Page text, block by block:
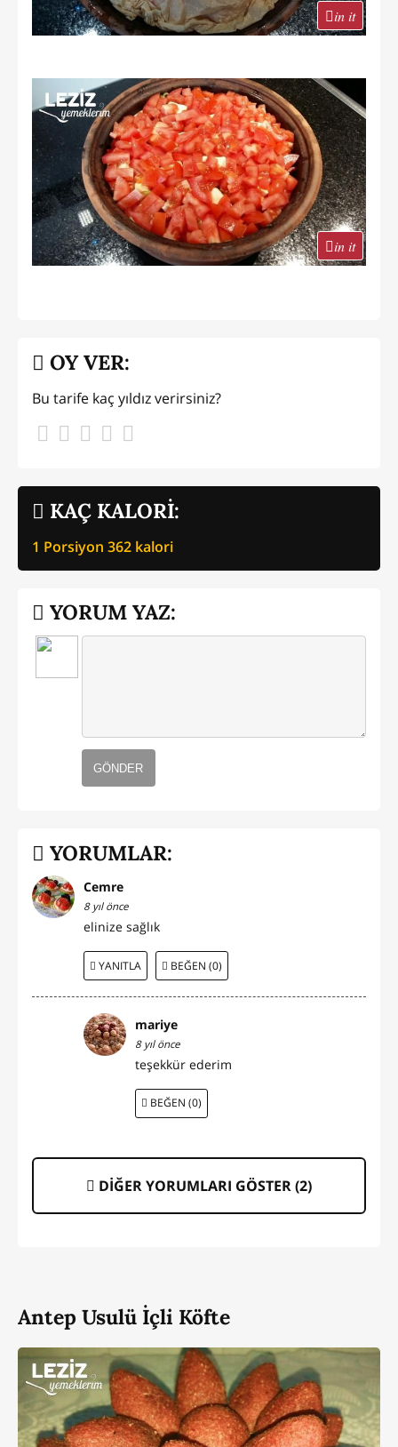
in it
in it
KAÇ KALORİ:
1 Porsiyon 362 kalori
OY VER:
Bu tarife kaç yıldız verirsiniz?
YORUM YAZ:
GÖNDER
YORUMLAR:
Cemre
8 yıl önce
elinize sağlık
YANITLA BEĞEN (0)
mariye
8 yıl önce
teşekkür ederim
BEĞEN (0)
DİĞER YORUMLARI GÖSTER (2)
Antep Usulü İçli Köfte